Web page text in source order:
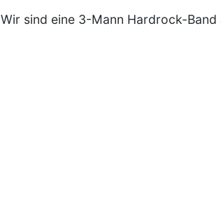
Wir sind eine 3-Mann Hardrock-